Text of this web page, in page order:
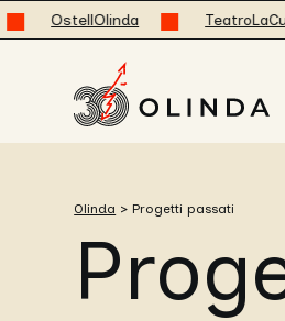
OstellOlinda TeatroLaCucina
Olinda > Progetti passati